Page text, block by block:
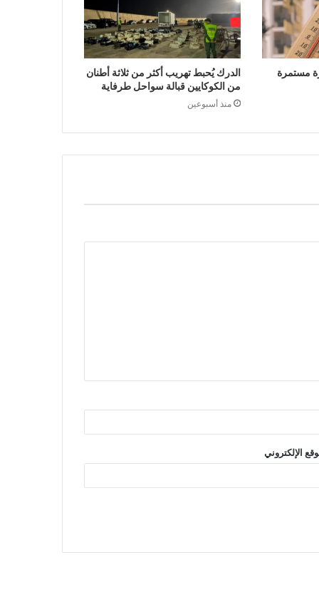
مستمرة
الدرك يُحبط تهريب أكثر من ثلاثة أطنان
من الكوكايين قبالة سواحل طرفاية
منذ أسبوعين
الإلكتروني